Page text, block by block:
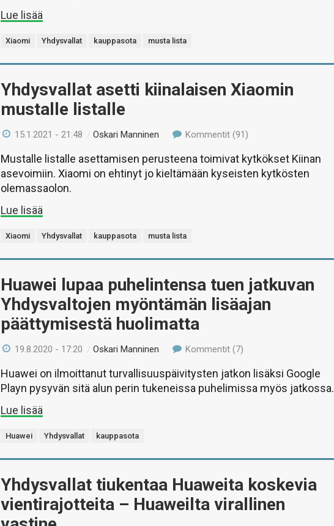
Lue lisää
Xiaomi Yhdysvallat kauppasota musta lista
Yhdysvallat asetti kiinalaisen Xiaomin
mustalle listalle
15.1.2021 - 21:48 /Oskari Manninen Kommentit (91)
Mustalle listalle asettamisen perusteena toimivat kytkökset Kiinan
asevoimiin. Xiaomi on ehtinyt jo kieltämään kyseisten kytkösten
olemassaolon.
Lue lisää
Xiaomi Yhdysvallat kauppasota musta lista
Huawei lupaa puhelintensa tuen jatkuvan
Yhdysvaltojen myöntämän lisäajan
päättymisestä huolimatta
19.8.2020 - 17:20 /Oskari Manninen Kommentit (7)
Huawei on ilmoittanut turvallisuuspäivitysten jatkon lisäksi Google
Playn pysyvän sitä alun perin tukeneissa puhelimissa myös jatkossa.
Lue lisää
Huawei Yhdysvallat kauppasota
Yhdysvallat tiukentaa Huaweita koskevia
vientirajotteita – Huaweilta virallinen